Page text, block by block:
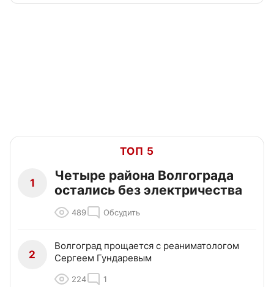
ТОП 5
1
Четыре района Волгограда
остались без электричества
489 Обсудить
2
Волгоград прощается с реаниматологом
Сергеем Гундаревым
224 1